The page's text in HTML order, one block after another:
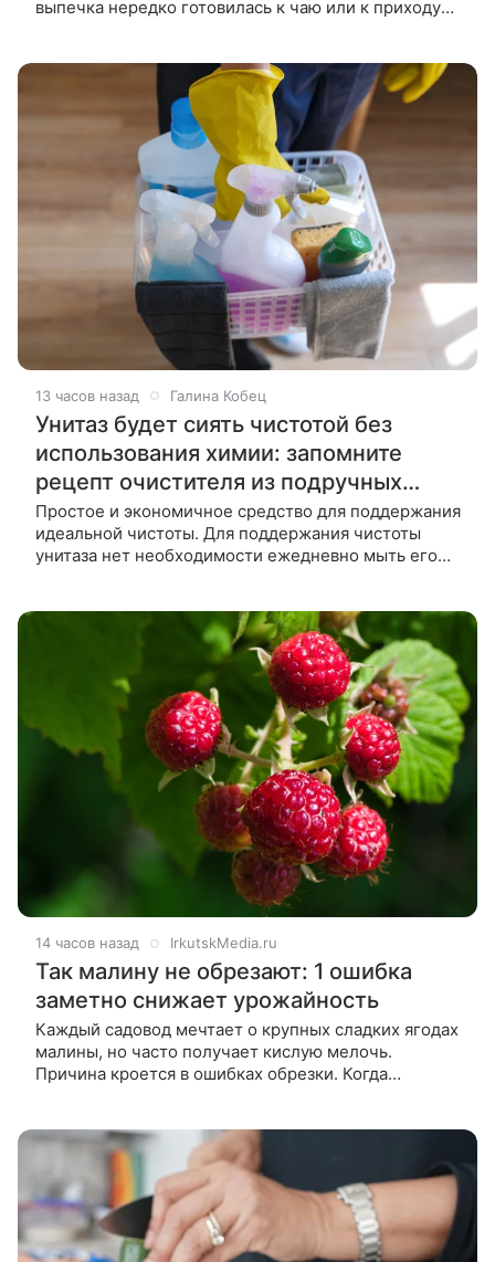
выпечка нередко готовилась к чаю или к приходу
13 часов назад Галина Кобец
Унитаз будет сиять чистотой без
использования химии: запомните
рецепт очистителя из подручных
средств
Простое и экономичное средство для поддержания
идеальной чистоты. Для поддержания чистоты
унитаза нет необходимости ежедневно мыть его
14 часов назад IrkutskMedia.ru
Так малину не обрезают: 1 ошибка
заметно снижает урожайность
Каждый садовод мечтает о крупных сладких ягодах
малины, но часто получает кислую мелочь.
Причина кроется в ошибках обрезки. Когда